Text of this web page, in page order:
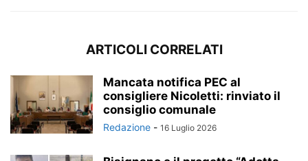
ARTICOLI CORRELATI
Mancata notifica PEC al
consigliere Nicoletti: rinviato il
consiglio comunale
Redazione - 16 Luglio 2026